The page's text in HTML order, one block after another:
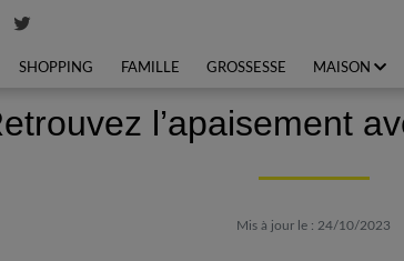
SHOPPING FAMILLE GROSSESSE MAISON
l’apaisement
Mis à jour le : 24/10/2023